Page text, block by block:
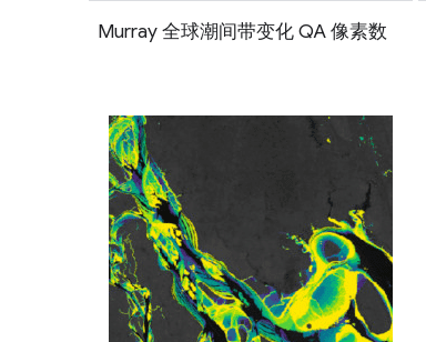
Murray 全球潮间带变化 QA 像素数